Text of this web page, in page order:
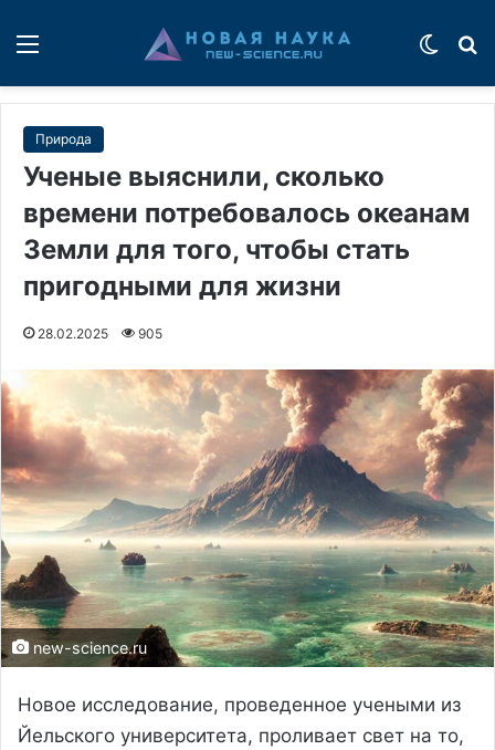
Природа
Ученые выяснили, сколько
времени потребовалось океанам
Земли для того, чтобы стать
пригодными для жизни
28.02.2025 905
new-science.ru
Новое исследование, проведенное учеными из
Йельского университета, проливает свет на то,